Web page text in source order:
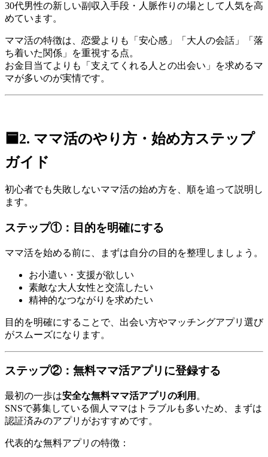
30代男性の新しい副収入手段・人脈作りの場として人気を高
めています。
ママ活の特徴は、恋愛よりも「安心感」「大人の会話」「落
ち着いた関係」を重視する点。
お金目当てよりも「支えてくれる人との出会い」を求めるマ
マが多いのが実情です。
🟦2. ママ活のやり方・始め方ステップ
ガイド
初心者でも失敗しないママ活の始め方を、順を追って説明し
ます。
ステップ①：目的を明確にする
ママ活を始める前に、まずは自分の目的を整理しましょう。
お小遣い・支援が欲しい
素敵な大人女性と交流したい
精神的なつながりを求めたい
目的を明確にすることで、出会い方やマッチングアプリ選び
がスムーズになります。
ステップ②：無料ママ活アプリに登録する
最初の一歩は安全な無料ママ活アプリの利用 。
SNSで募集している個人ママはトラブルも多いため、まずは
認証済みのアプリがおすすめです。
代表的な無料アプリの特徴：